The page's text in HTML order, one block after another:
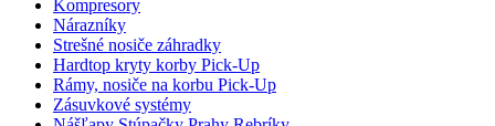
Kompresory
Nárazníky
Strešné nosiče záhradky
Hardtop kryty korby Pick-Up
Rámy, nosiče na korbu Pick-Up
Zásuvkové systémy